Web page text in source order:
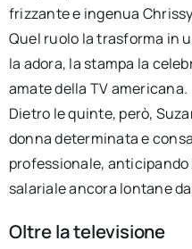
frizzante e ingenua
Quel ruolo la trasforma in
la adora, la stampa la
amate della TV americana.
Dietro le quinte, però,
donna determinata e
professionale,
salariale ancora lontane
Oltre la televisione